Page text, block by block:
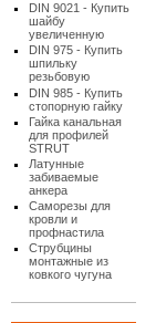
DIN 9021 - Купить
шайбу
увеличенную
DIN 975 - Купить
шпильку
резьбовую
DIN 985 - Купить
стопорную гайку
Гайка канальная
для профилей
STRUT
Латунные
забиваемые
анкера
Саморезы для
кровли и
профнастила
Струбцины
монтажные из
ковкого чугуна